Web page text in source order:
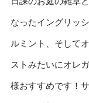
なったイングリッ
ルミント、そして
ストみたいにオレ
様おすすめです！